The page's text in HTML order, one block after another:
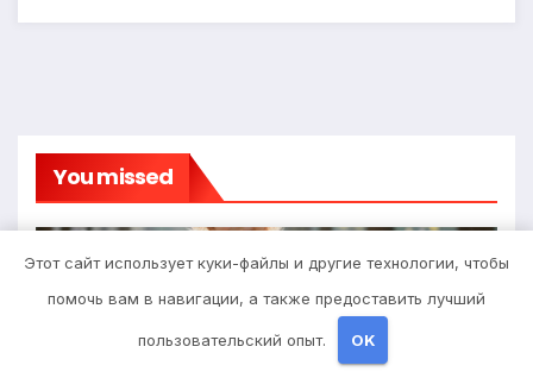
You missed
Диеты
Детские инвалидные кресла-
Этот сайт использует куки-файлы и другие технологии, чтобы
помочь вам в навигации, а также предоставить лучший
пользовательский опыт. OK